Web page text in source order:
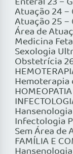
Atuação 24 –
Atuação 25 –
Área de
Medicina
Sexologia
Obstetrícia
Hemoterapia
Infectologia
Sem Área de
FAMÍLIA E